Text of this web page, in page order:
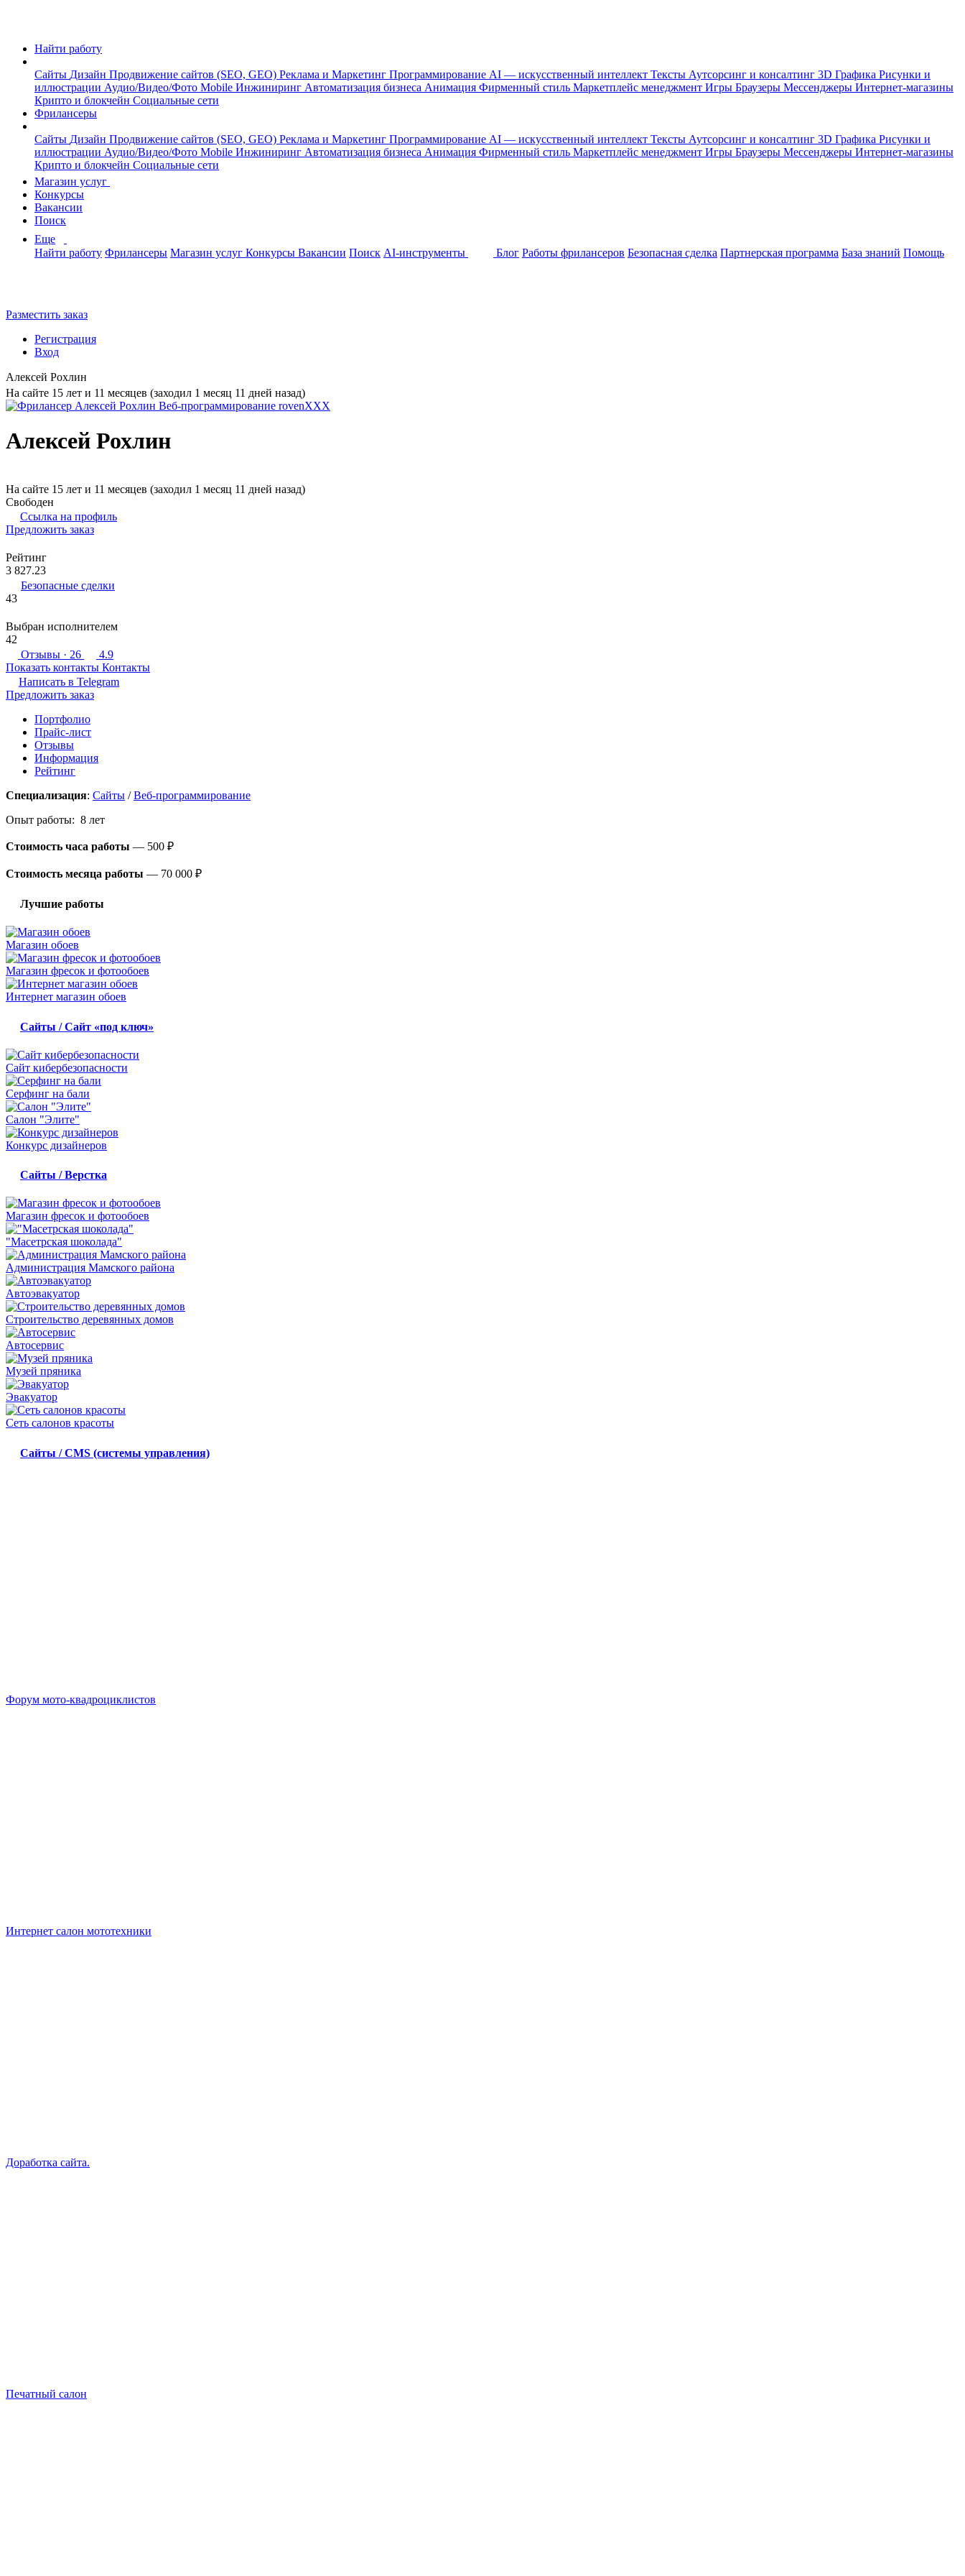
Найти работу
Сайты Дизайн Продвижение сайтов (SEO, GEO) Реклама и Маркетинг Программирование AI — искусственный интеллект Тексты Аутсорсинг и консалтинг 3D Графика Рисунки и
иллюстрации Аудио/Видео/Фото Mobile Инжиниринг Автоматизация бизнеса Анимация Фирменный стиль Маркетплейс менеджмент Игры Браузеры Мессенджеры Интернет-магазины
Крипто и блокчейн Социальные сети
Фрилансеры
Сайты Дизайн Продвижение сайтов (SEO, GEO) Реклама и Маркетинг Программирование AI — искусственный интеллект Тексты Аутсорсинг и консалтинг 3D Графика Рисунки и
иллюстрации Аудио/Видео/Фото Mobile Инжиниринг Автоматизация бизнеса Анимация Фирменный стиль Маркетплейс менеджмент Игры Браузеры Мессенджеры Интернет-магазины
Крипто и блокчейн Социальные сети
Магазин услуг
Конкурсы
Вакансии
Поиск
Еще
Найти работу Фрилансеры Магазин услуг Конкурсы Вакансии Поиск AI-инструменты Блог Работы фрилансеров Безопасная сделка Партнерская программа База знаний Помощь
Разместить заказ
Регистрация
Вход
Алексей Рохлин
На сайте 15 лет и 11 месяцев (заходил 1 месяц 11 дней назад)
Алексей Рохлин
На сайте 15 лет и 11 месяцев (заходил 1 месяц 11 дней назад)
Свободен
Ссылка на профиль
Предложить заказ
Рейтинг
3 827.23
Безопасные сделки
43
Выбран исполнителем
42
Отзывы · 26
4.9
Показать контакты Контакты
Написать в Telegram
Предложить заказ
Портфолио
Прайс-лист
Отзывы
Информация
Рейтинг
Специализация: Сайты /Веб-программирование
Опыт работы: 8 лет
Стоимость часа работы — 500 ₽
Стоимость месяца работы — 70 000 ₽
Лучшие работы
Магазин обоев
Магазин фресок и фотообоев
Интернет магазин обоев
Сайты / Сайт «под ключ»
Сайт кибербезопасности
Серфинг на бали
Салон "Элите"
Конкурс дизайнеров
Сайты / Верстка
Магазин фресок и фотообоев
"Масетрская шоколада"
Администрация Мамского района
Автоэвакуатор
Строительство деревянных домов
Автосервис
Музей пряника
Эвакуатор
Сеть салонов красоты
Сайты / CMS (системы управления)
Форум мото-квадроциклистов
Интернет салон мототехники
Доработка сайта.
Печатный салон